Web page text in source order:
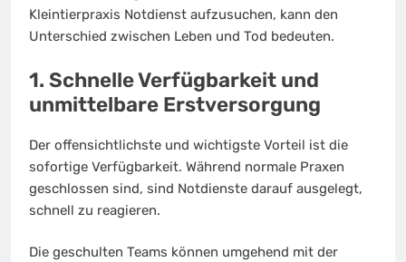
Kleintierpraxis Notdienst aufzusuchen, kann den
Unterschied zwischen Leben und Tod bedeuten.
1. Schnelle Verfügbarkeit und
unmittelbare Erstversorgung
Der offensichtlichste und wichtigste Vorteil ist die
sofortige Verfügbarkeit. Während normale Praxen
geschlossen sind, sind Notdienste darauf ausgelegt,
schnell zu reagieren.
Die geschulten Teams können umgehend mit der